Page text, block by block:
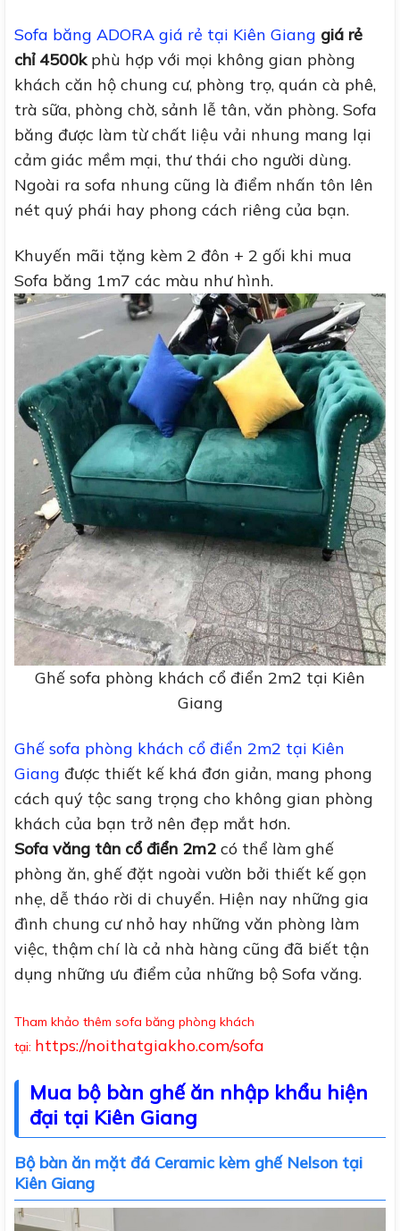
Sofa băng ADORA giá rẻ tại Kiên Giang giá rẻ
chỉ 4500k phù hợp với mọi không gian phòng
khách căn hộ chung cư, phòng trọ, quán cà phê,
trà sữa, phòng chờ, sảnh lễ tân, văn phòng. Sofa
băng được làm từ chất liệu vải nhung mang lại
cảm giác mềm mại, thư thái cho người dùng.
Ngoài ra sofa nhung cũng là điểm nhấn tôn lên
nét quý phái hay phong cách riêng của bạn.
Khuyến mãi tặng kèm 2 đôn + 2 gối khi mua
Sofa băng 1m7 các màu như hình.
Ghế sofa phòng khách cổ điển 2m2 tại Kiên
Giang
Ghế sofa phòng khách cổ điển 2m2 tại Kiên
Giang được thiết kế khá đơn giản, mang phong
cách quý tộc sang trọng cho không gian phòng
khách của bạn trở nên đẹp mắt hơn.
Sofa văng tân cổ điển 2m2 có thể làm ghế
phòng ăn, ghế đặt ngoài vườn bởi thiết kế gọn
nhẹ, dễ tháo rời di chuyển. Hiện nay những gia
đình chung cư nhỏ hay những văn phòng làm
việc, thậm chí là cả nhà hàng cũng đã biết tận
dụng những ưu điểm của những bộ Sofa văng.
Tham khảo thêm sofa băng phòng khách
tại: https://noithatgiakho.com/sofa
Mua bộ bàn ghế ăn nhập khẩu hiện
đại tại Kiên Giang
Bộ bàn ăn mặt đá Ceramic kèm ghế Nelson tại
Kiên Giang